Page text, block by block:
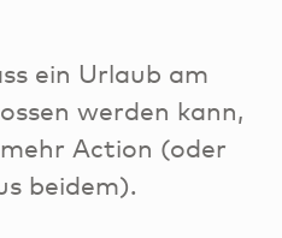
ein Urlaub am
werden kann,
Action (oder
beidem).